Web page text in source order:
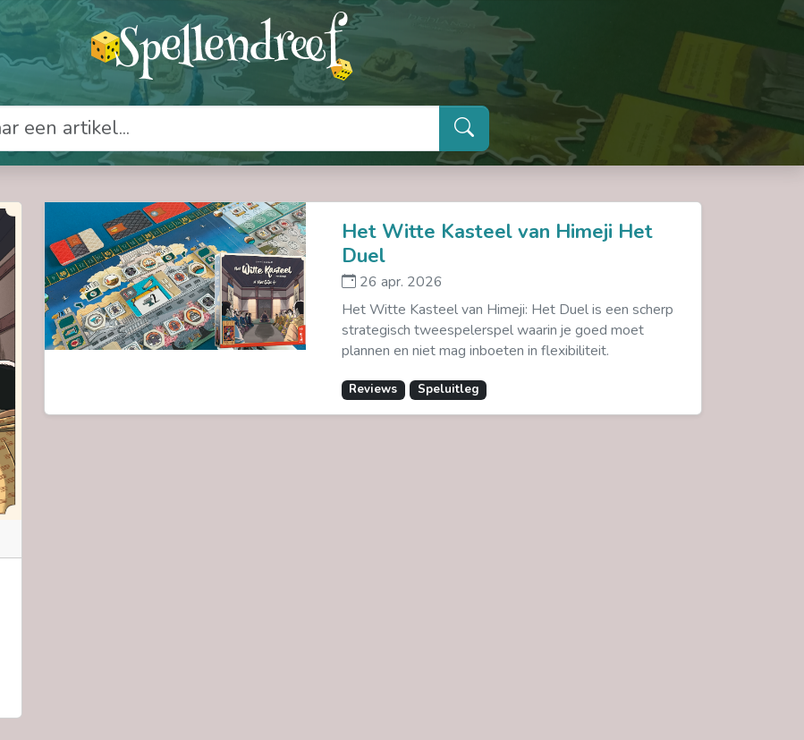
Het Witte Kasteel van Himeji Het
Duel
26 apr. 2026
Het Witte Kasteel van Himeji: Het Duel is een scherp
strategisch tweespelerspel waarin je goed moet
plannen en niet mag inboeten in flexibiliteit.
Reviews Speluitleg